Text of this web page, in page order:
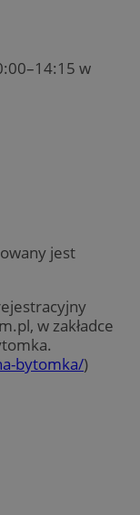
w
jest
w zakładce
bytomka/)